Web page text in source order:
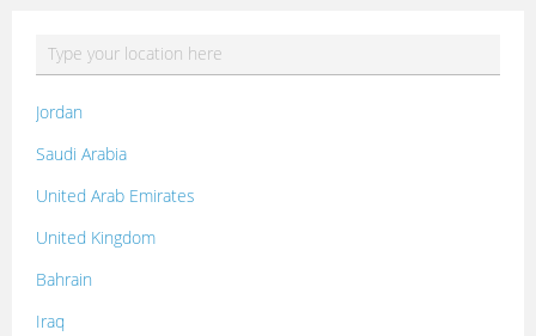
Jordan
Saudi Arabia
United Arab Emirates
United Kingdom
Bahrain
Iraq